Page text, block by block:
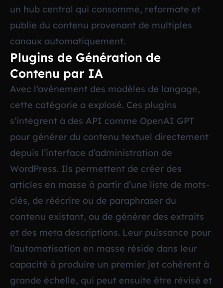
un hub central qui consomme, reformate et
publie du contenu provenant de multiples
canaux automatiquement.
Plugins de Génération de
Contenu par IA
Avec l’avènement des modèles de langage,
cette catégorie a explosé. Ces plugins
s’intègrent à des API comme OpenAI GPT
pour générer du contenu textuel directement
depuis l’interface d’administration de
WordPress. Ils permettent de créer des
articles en masse à partir d’une liste de mots-
clés, de réécrire ou de paraphraser du
contenu existant, ou de générer des extraits
et des meta descriptions. Leur puissance pour
l’automatisation en masse réside dans leur
capacité à produire un premier jet cohérent à
grande échelle, qui peut ensuite être révisé et